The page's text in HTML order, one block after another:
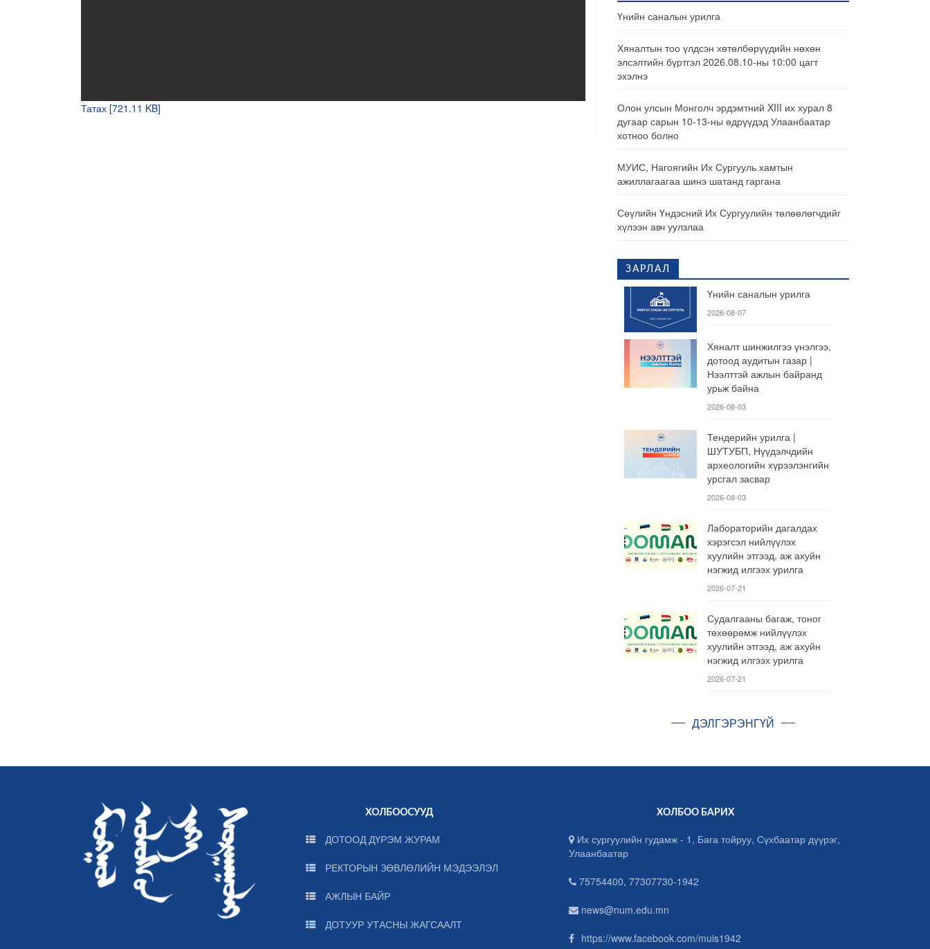
Татах [721.11 KB]
Үнийн саналын урилга
Хяналтын тоо үлдсэн хөтөлбөрүүдийн нөхөн
элсэлтийн бүртгэл 2026.08.10-ны 10:00 цагт
эхэлнэ
Олон улсын Монголч эрдэмтний XIII их хурал 8
дугаар сарын 10-13-ны өдрүүдэд Улаанбаатар
хотноо болно
МУИС, Нагоягийн Их Сургууль хамтын
ажиллагаагаа шинэ шатанд гаргана
Сөүлийн Үндэсний Их Сургуулийн төлөөлөгчдийг
хүлээн авч уулзлаа
ЗАРЛАЛ
Үнийн саналын урилга
2026-08-07
Хяналт шинжилгээ үнэлгээ,
дотоод аудитын газар |
Нээлттэй ажлын байранд
урьж байна
2026-08-03
Тендерийн урилга |
ШУТУБП, Нүүдэлчдийн
археологийн хүрээлэнгийн
урсгал засвар
2026-08-03
Лабораторийн дагалдах
хэрэгсэл нийлүүлэх
хуулийн этгээд, аж ахуйн
нэгжид илгээх урилга
2026-07-21
Судалгааны багаж, тоног
төхөөрөмж нийлүүлэх
хуулийн этгээд, аж ахуйн
нэгжид илгээх урилга
2026-07-21
ДЭЛГЭРЭНГҮЙ
ХОЛБООСУУД
ДОТООД ДҮРЭМ ЖУРАМ
РЕКТОРЫН ЗӨВЛӨЛИЙН МЭДЭЭЛЭЛ
АЖЛЫН БАЙР
ДОТУУР УТАСНЫ ЖАГСААЛТ
ХОЛБОО БАРИХ
Их сургуулийн гудамж - 1, Бага тойруу, Сүхбаатар дүүрэг,
Улаанбаатар
75754400, 77307730-1942
news@num.edu.mn
https://www.facebook.com/muis1942